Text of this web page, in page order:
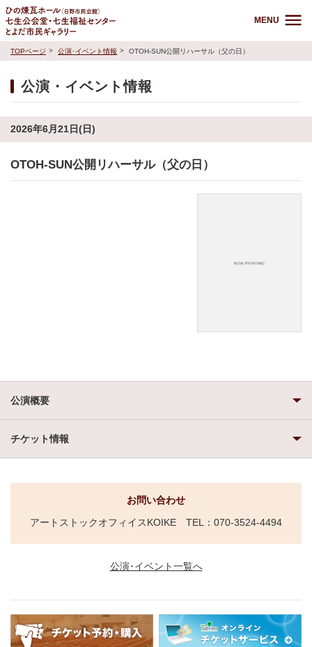
MENU
TOPページ 公演･イベント情報 OTOH-SUN公開リハーサル（父の日）
公演・イベント情報
2026年6月21日(日)
OTOH-SUN公開リハーサル（父の日）
公演概要
チケット情報
お問い合わせ
アートストックオフィイスKOIKE TEL：070-3524-4494
公演･イベント一覧へ